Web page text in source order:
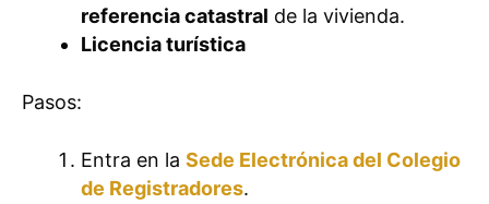
referencia catastral de la vivienda.
Licencia turística
Pasos:
Entra en la Sede Electrónica del Colegio
de Registradores.